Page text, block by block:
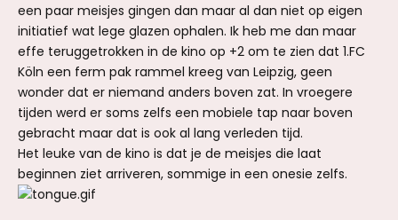
een paar meisjes gingen dan maar al dan niet op eigen
initiatief wat lege glazen ophalen. Ik heb me dan maar
effe teruggetrokken in de kino op +2 om te zien dat 1.FC
Köln een ferm pak rammel kreeg van Leipzig, geen
wonder dat er niemand anders boven zat. In vroegere
tijden werd er soms zelfs een mobiele tap naar boven
gebracht maar dat is ook al lang verleden tijd.
Het leuke van de kino is dat je de meisjes die laat
beginnen ziet arriveren, sommige in een onesie zelfs.